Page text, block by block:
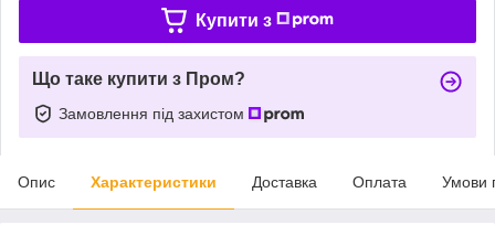
Купити з
Що таке купити з Пром?
Замовлення під захистом
Опис Характеристики Доставка Оплата Умови